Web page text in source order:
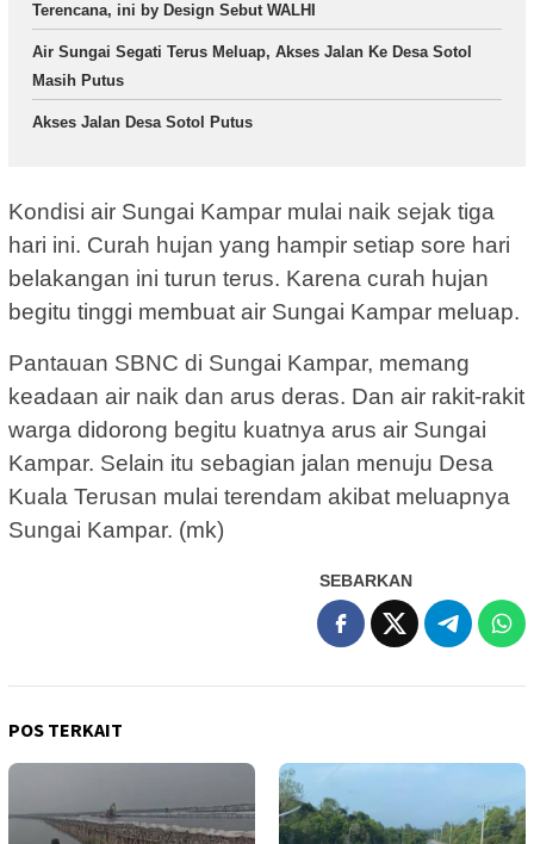
Terencana, ini by Design Sebut WALHI
Air Sungai Segati Terus Meluap, Akses Jalan Ke Desa Sotol
Masih Putus
Akses Jalan Desa Sotol Putus
Kondisi air Sungai Kampar mulai naik sejak tiga
hari ini. Curah hujan yang hampir setiap sore hari
belakangan ini turun terus. Karena curah hujan
begitu tinggi membuat air Sungai Kampar meluap.
Pantauan SBNC di Sungai Kampar, memang
keadaan air naik dan arus deras. Dan air rakit-rakit
warga didorong begitu kuatnya arus air Sungai
Kampar. Selain itu sebagian jalan menuju Desa
Kuala Terusan mulai terendam akibat meluapnya
Sungai Kampar. (mk)
SEBARKAN
POS TERKAIT